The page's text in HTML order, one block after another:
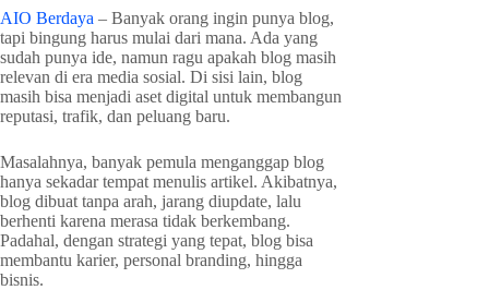
AIO Berdaya – Banyak orang ingin punya blog,
tapi bingung harus mulai dari mana. Ada yang
sudah punya ide, namun ragu apakah blog masih
relevan di era media sosial. Di sisi lain, blog
masih bisa menjadi aset digital untuk membangun
reputasi, trafik, dan peluang baru.
Masalahnya, banyak pemula menganggap blog
hanya sekadar tempat menulis artikel. Akibatnya,
blog dibuat tanpa arah, jarang diupdate, lalu
berhenti karena merasa tidak berkembang.
Padahal, dengan strategi yang tepat, blog bisa
membantu karier, personal branding, hingga
bisnis.